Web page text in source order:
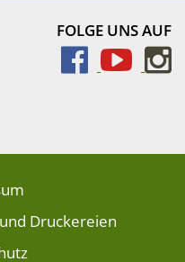
FOLGE UNS AUF
Druckereien